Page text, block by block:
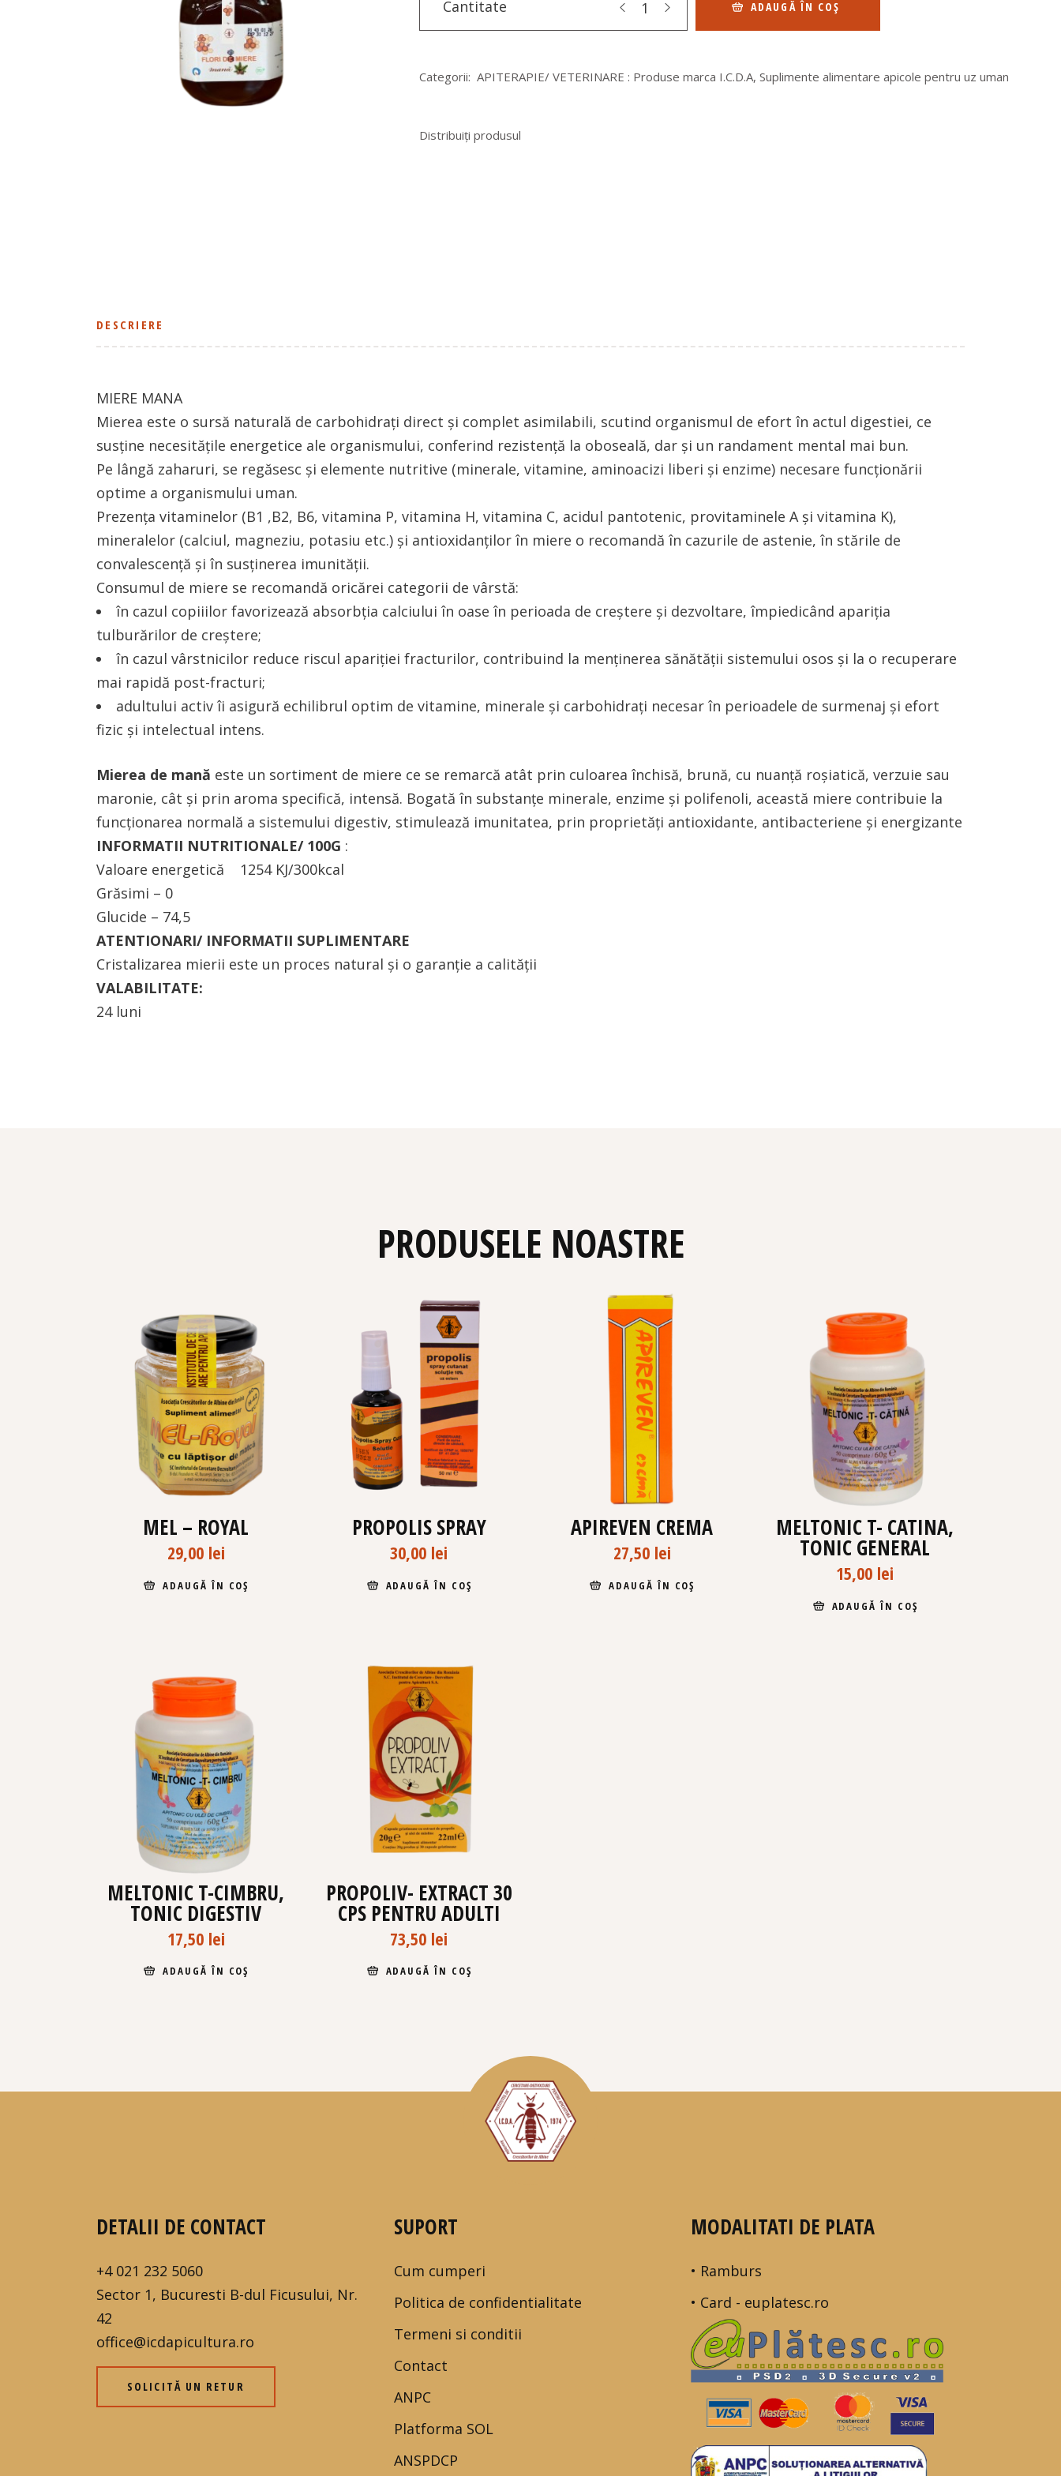
Cantitate ADAUGĂ ÎN COȘ
Categorii: APITERAPIE/ VETERINARE : Produse marca I.C.D.A, Suplimente alimentare apicole pentru uz uman
Distribuiți produsul
DESCRIERE
MIERE MANA
Mierea este o sursă naturală de carbohidraţi direct şi complet asimilabili, scutind organismul de efort în actul digestiei, ce
susține necesităţile energetice ale organismului, conferind rezistență la oboseală, dar și un randament mental mai bun.
Pe lângă zaharuri, se regăsesc și elemente nutritive (minerale, vitamine, aminoacizi liberi și enzime) necesare funcționării
optime a organismului uman.
Prezența vitaminelor (B1 ,B2, B6, vitamina P, vitamina H, vitamina C, acidul pantotenic, provitaminele A și vitamina K),
mineralelor (calciul, magneziu, potasiu etc.) și antioxidanților în miere o recomandă în cazurile de astenie, în stările de
convalescență și în susținerea imunității.
Consumul de miere se recomandă oricărei categorii de vârstă:
în cazul copiiilor favorizează absorbția calciului în oase în perioada de creștere și dezvoltare, împiedicând apariția
tulburărilor de creștere;
în cazul vârstnicilor reduce riscul apariției fracturilor, contribuind la menținerea sănătății sistemului osos și la o recuperare
mai rapidă post-fracturi;
adultului activ îi asigură echilibrul optim de vitamine, minerale și carbohidrați necesar în perioadele de surmenaj și efort
fizic și intelectual intens.
Mierea de mană este un sortiment de miere ce se remarcă atât prin culoarea închisă, brună, cu nuanţă roşiatică, verzuie sau
maronie, cât şi prin aroma specifică, intensă. Bogată în substanţe minerale, enzime şi polifenoli, această miere contribuie la
funcţionarea normală a sistemului digestiv, stimulează imunitatea, prin proprietăţi antioxidante, antibacteriene şi energizante
INFORMATII NUTRITIONALE/ 100G :
Valoare energetică 1254 KJ/300kcal
Grăsimi – 0
Glucide – 74,5
ATENTIONARI/ INFORMATII SUPLIMENTARE
Cristalizarea mierii este un proces natural și o garanție a calității
VALABILITATE:
24 luni
PRODUSELE NOASTRE
MEL – ROYAL
29,00 lei
ADAUGĂ ÎN COȘ
PROPOLIS SPRAY
30,00 lei
ADAUGĂ ÎN COȘ
APIREVEN CREMA
27,50 lei
ADAUGĂ ÎN COȘ
MELTONIC T- CATINA,
TONIC GENERAL
15,00 lei
ADAUGĂ ÎN COȘ
MELTONIC T-CIMBRU,
TONIC DIGESTIV
17,50 lei
ADAUGĂ ÎN COȘ
PROPOLIV- EXTRACT 30
CPS PENTRU ADULTI
73,50 lei
ADAUGĂ ÎN COȘ
DETALII DE CONTACT
+4 021 232 5060
Sector 1, Bucuresti B-dul Ficusului, Nr.
42
office@icdapicultura.ro
SOLICITĂ UN RETUR
SUPORT
Cum cumperi
Politica de confidentialitate
Termeni si conditii
Contact
ANPC
Platforma SOL
ANSPDCP
MODALITATI DE PLATA
• Ramburs
• Card - euplatesc.ro